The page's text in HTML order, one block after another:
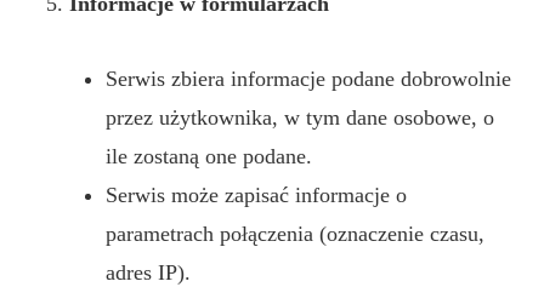
Serwis zbiera informacje podane dobrowolnie
przez użytkownika, w tym dane osobowe, o
ile zostaną one podane.
Serwis może zapisać informacje o
parametrach połączenia (oznaczenie czasu,
adres IP).